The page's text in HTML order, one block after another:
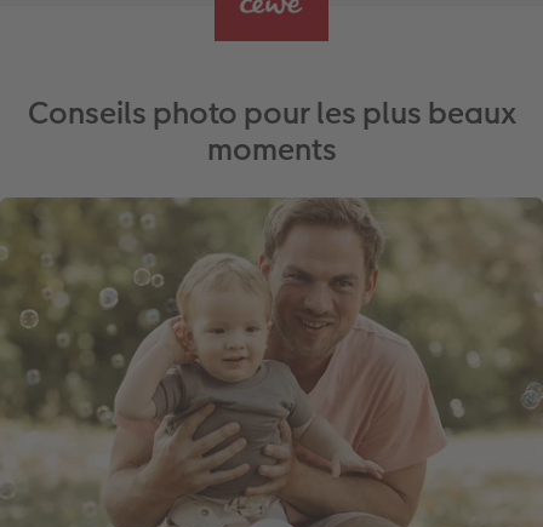
Conseils photo pour les plus beaux
moments